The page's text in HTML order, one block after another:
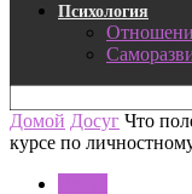
Психология
Домой Досуг Что
курсе по